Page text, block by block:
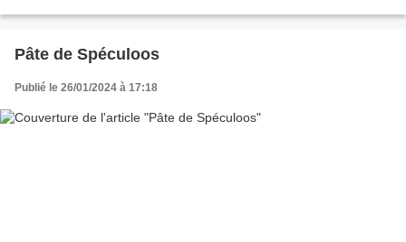
Pâte de Spéculoos
Publié le 26/01/2024 à 17:18